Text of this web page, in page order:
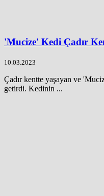
'Mucize' Kedi Çadır
10.03.2023
Çadır kentte yaşayan ve
getirdi. Kedinin ...